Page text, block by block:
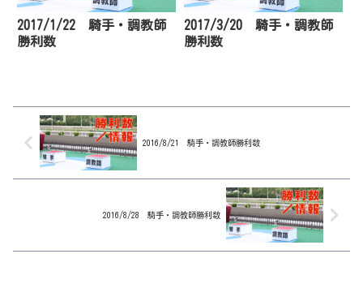
2017/1/22 騎手・調教師
勝利数
2017/3/20 騎手・調教師
勝利数
2016/8/21 騎手・調教師勝利数
2016/8/28 騎手・調教師勝利数